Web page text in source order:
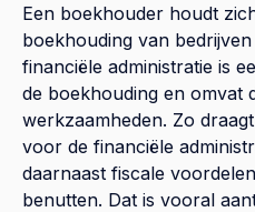
Een boekhouder houdt
boekhouding van
financiële administratie is
de boekhouding en omvat
werkzaamheden. Zo
voor de financiële
daarnaast fiscale
benutten. Dat is vooral